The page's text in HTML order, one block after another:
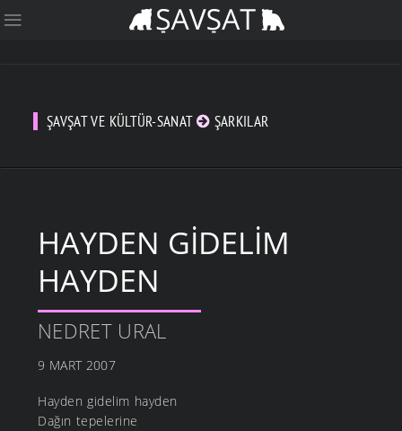
ŞAVŞAT VE KÜLTÜR-SANAT ŞARKILAR
HAYDEN GIDELIM
HAYDEN
NEDRET URAL
9 MART 2007
Hayden gidelim hayden
Dağın tepelerine